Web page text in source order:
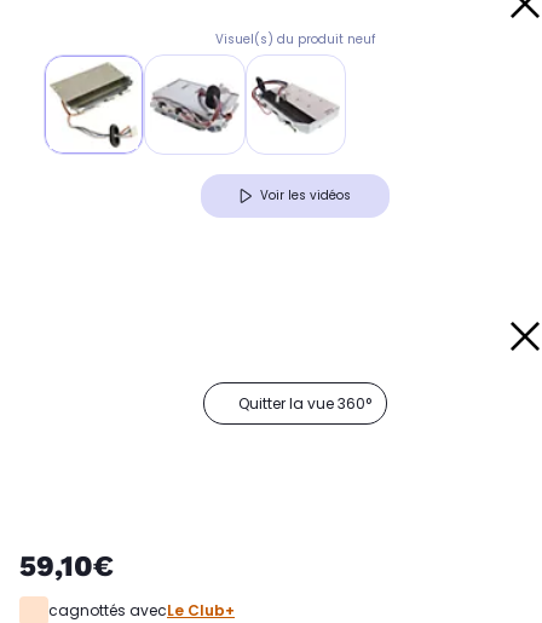
Visuel(s) du produit neuf
Voir les vidéos
Quitter la vue 360°
59,10€
cagnottés avecLe Club+